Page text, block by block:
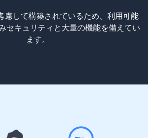
慮して構築されているため、利用可能
セキュリティと大量の機能を備えてい
ます。